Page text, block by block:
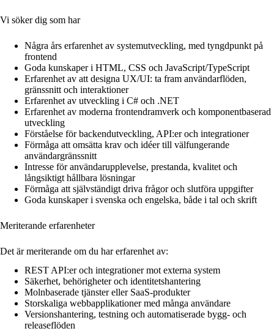
Vi söker dig som har
Några års erfarenhet av systemutveckling, med tyngdpunkt på
frontend
Goda kunskaper i HTML, CSS och JavaScript/TypeScript
Erfarenhet av att designa UX/UI: ta fram användarflöden,
gränssnitt och interaktioner
Erfarenhet av utveckling i C# och .NET
Erfarenhet av moderna frontendramverk och komponentbaserad
utveckling
Förståelse för backendutveckling, API:er och integrationer
Förmåga att omsätta krav och idéer till välfungerande
användargränssnitt
Intresse för användarupplevelse, prestanda, kvalitet och
långsiktigt hållbara lösningar
Förmåga att självständigt driva frågor och slutföra uppgifter
Goda kunskaper i svenska och engelska, både i tal och skrift
Meriterande erfarenheter
Det är meriterande om du har erfarenhet av:
REST API:er och integrationer mot externa system
Säkerhet, behörigheter och identitetshantering
Molnbaserade tjänster eller SaaS-produkter
Storskaliga webbapplikationer med många användare
Versionshantering, testning och automatiserade bygg- och
releaseflöden